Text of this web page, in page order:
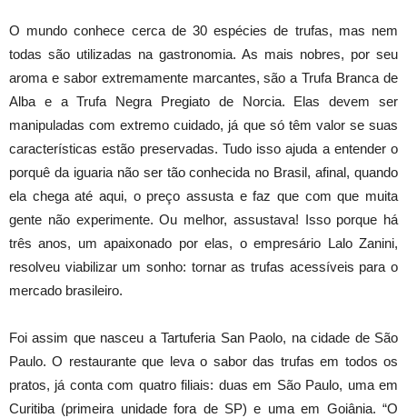
O mundo conhece cerca de 30 espécies de trufas, mas nem
todas são utilizadas na gastronomia. As mais nobres, por seu
aroma e sabor extremamente marcantes, são a Trufa Branca de
Alba e a Trufa Negra Pregiato de Norcia. Elas devem ser
manipuladas com extremo cuidado, já que só têm valor se suas
características estão preservadas. Tudo isso ajuda a entender o
porquê da iguaria não ser tão conhecida no Brasil, afinal, quando
ela chega até aqui, o preço assusta e faz que com que muita
gente não experimente. Ou melhor, assustava! Isso porque há
três anos, um apaixonado por elas, o empresário Lalo Zanini,
resolveu viabilizar um sonho: tornar as trufas acessíveis para o
mercado brasileiro.
Foi assim que nasceu a Tartuferia San Paolo, na cidade de São
Paulo. O restaurante que leva o sabor das trufas em todos os
pratos, já conta com quatro filiais: duas em São Paulo, uma em
Curitiba (primeira unidade fora de SP) e uma em Goiânia. “O